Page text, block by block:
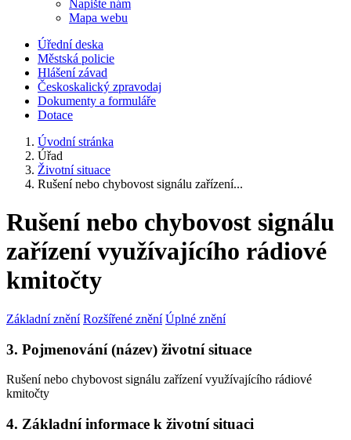
Napište nám
Mapa webu
Úřední deska
Městská policie
Hlášení závad
Českoskalický zpravodaj
Dokumenty a formuláře
Dotace
Úvodní stránka
Úřad
Životní situace
Rušení nebo chybovost signálu zařízení...
Rušení nebo chybovost signálu
zařízení využívajícího rádiové
kmitočty
Základní znění Rozšířené znění Úplné znění
3. Pojmenování (název) životní situace
Rušení nebo chybovost signálu zařízení využívajícího rádiové
kmitočty
4. Základní informace k životní situaci